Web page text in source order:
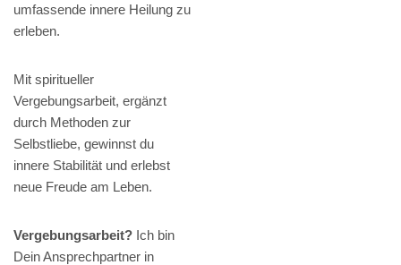
umfassende innere Heilung zu
erleben.
Mit spiritueller
Vergebungsarbeit, ergänzt
durch Methoden zur
Selbstliebe, gewinnst du
innere Stabilität und erlebst
neue Freude am Leben.
Vergebungsarbeit? Ich bin
Dein Ansprechpartner in